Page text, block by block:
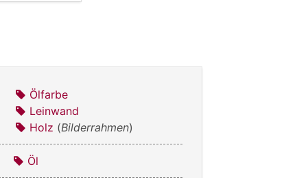
Ölfarbe
Leinwand
Holz (Bilderrahmen)
Öl